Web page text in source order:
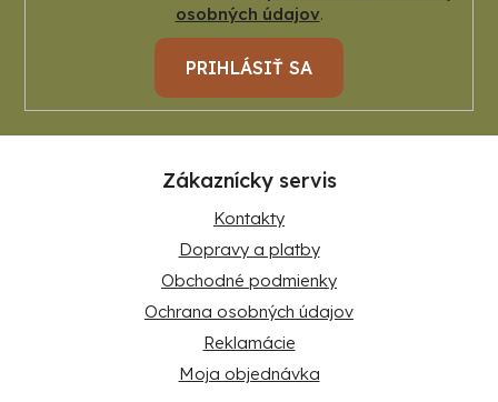
osobných údajov.
PRIHLÁSIŤ SA
Zákaznícky servis
Kontakty
Dopravy a platby
Obchodné podmienky
Ochrana osobných údajov
Reklamácie
Moja objednávka